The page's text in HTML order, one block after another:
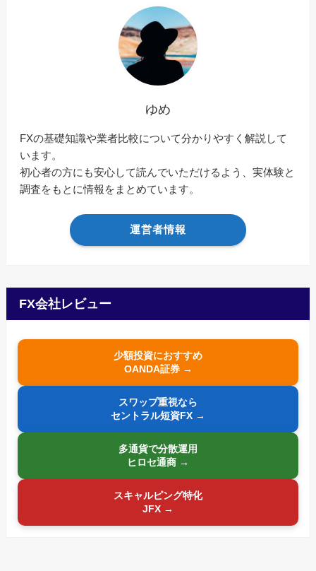
ゆめ
FXの基礎知識や業者比較について分かりやすく解説して
います。
初心者の方にも安心して読んでいただけるよう、実体験と
調査をもとに情報をまとめています。
運営者情報
FX会社レビュー
少額投資におすすめ
OANDA証券 →
スワップ重視なら
セントラル短資FX →
多通貨で分散運用
ヒロセ通商 →
スキャルピング特化
JFX →